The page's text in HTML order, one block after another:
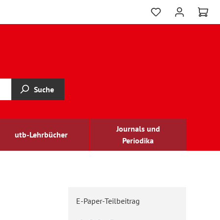
Suche
utb-Lehrbücher
Journals und
Periodika
E-Paper-Teilbeitrag